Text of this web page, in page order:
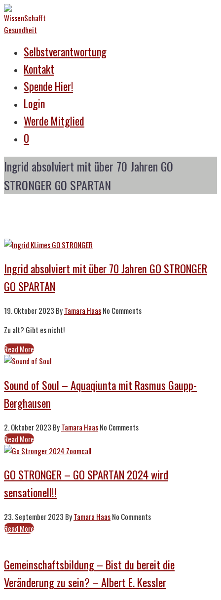
Selbstverantwortung
Kontakt
Spende Hier!
Login
Werde Mitglied
0
Ingrid absolviert mit über 70 Jahren GO
STRONGER GO SPARTAN
Ingrid absolviert mit über 70 Jahren GO STRONGER
GO SPARTAN
19. Oktober 2023 ByTamara HaasNo Comments
Zu alt? Gibt es nicht!
Read More
Sound of Soul – Aquaqiunta mit Rasmus Gaupp-
Berghausen
2. Oktober 2023 ByTamara HaasNo Comments
Read More
GO STRONGER – GO SPARTAN 2024 wird
sensationell!!
23. September 2023 ByTamara HaasNo Comments
Read More
Gemeinschaftsbildung – Bist du bereit die
Veränderung zu sein? – Albert E. Kessler